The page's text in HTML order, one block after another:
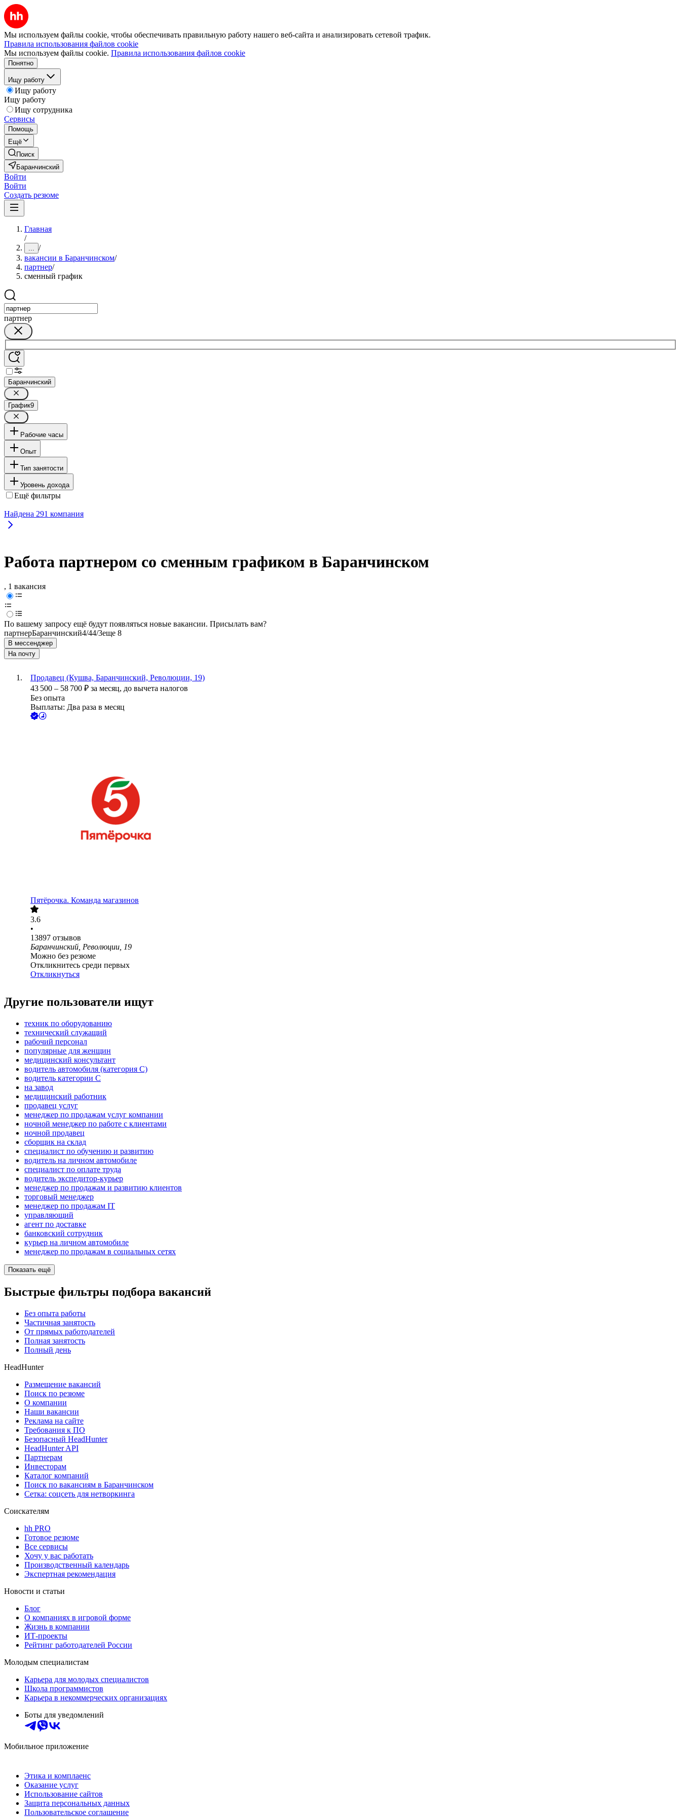
Мы используем файлы cookie, чтобы обеспечивать правильную работу нашего веб-сайта и анализировать сетевой трафик.
Правила использования файлов cookie
Мы используем файлы cookie. Правила использования файлов cookie
Понятно
Ищу работу
Ищу работу
Ищу работу
Ищу сотрудника
Сервисы
Помощь
Ещё
Поиск
Баранчинский
Войти
Войти
Создать резюме
Главная
/
... /
вакансии в Баранчинском/
партнер/
сменный график
партнер
Баранчинский
График9
Рабочие часы
Опыт
Тип занятости
Уровень дохода
Ещё фильтры
Найдена 291 компания
Работа партнером со сменным графиком в Баранчинском
, 1 вакансия
По вашему запросу ещё будут появляться новые вакансии. Присылать вам?
партнерБаранчинский4/44/3еще 8
В мессенджер
На почту
Продавец (Кушва, Баранчинский, Революции, 19)
43 500 – 58 700 ₽ за месяц, до вычета налогов
Без опыта
Выплаты: Два раза в месяц
Пятёрочка. Команда магазинов
3.6
•
13897 отзывов
Баранчинский, Революции, 19
Можно без резюме
Откликнитесь среди первых
Откликнуться
Другие пользователи ищут
техник по оборудованию
технический служащий
рабочий персонал
популярные для женщин
медицинский консультант
водитель автомобиля (категория C)
водитель категории C
на завод
медицинский работник
продавец услуг
менеджер по продажам услуг компании
ночной менеджер по работе с клиентами
ночной продавец
сборщик на склад
специалист по обучению и развитию
водитель на личном автомобиле
специалист по оплате труда
водитель экспедитор-курьер
менеджер по продажам и развитию клиентов
торговый менеджер
менеджер по продажам IT
управляющий
агент по доставке
банковский сотрудник
курьер на личном автомобиле
менеджер по продажам в социальных сетях
Показать ещё
Быстрые фильтры подбора вакансий
Без опыта работы
Частичная занятость
От прямых работодателей
Полная занятость
Полный день
HeadHunter
Размещение вакансий
Поиск по резюме
О компании
Наши вакансии
Реклама на сайте
Требования к ПО
Безопасный HeadHunter
HeadHunter API
Партнерам
Инвесторам
Каталог компаний
Поиск по вакансиям в Баранчинском
Сетка: соцсеть для нетворкинга
Соискателям
hh PRO
Готовое резюме
Все сервисы
Хочу у вас работать
Производственный календарь
Экспертная рекомендация
Новости и статьи
Блог
О компаниях в игровой форме
Жизнь в компании
ИТ-проекты
Рейтинг работодателей России
Молодым специалистам
Карьера для молодых специалистов
Школа программистов
Карьера в некоммерческих организациях
Боты для уведомлений
Мобильное приложение
Этика и комплаенс
Оказание услуг
Использование сайтов
Защита персональных данных
Пользовательское соглашение